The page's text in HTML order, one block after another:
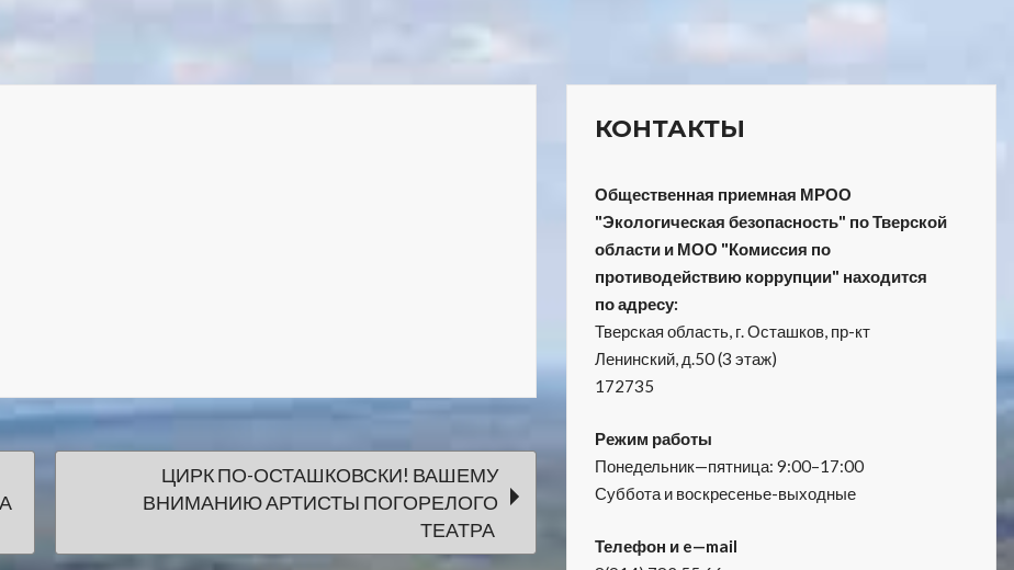
ЦИРК ПО-ОСТАШКОВСКИ! ВАШЕМУ
ВНИМАНИЮ АРТИСТЫ ПОГОРЕЛОГО
ТЕАТРА
КОНТАКТЫ
Общественная приемная МРОО
"Экологическая безопасность" по Тверской
области и МОО "Комиссия по
противодействию коррупции" находится
по адресу:
Тверская область, г. Осташков, пр-кт
Ленинский, д.50 (3 этаж)
172735
Режим работы
Понедельник—пятница: 9:00–17:00
Суббота и воскресенье-выходные
Телефон и e—mail